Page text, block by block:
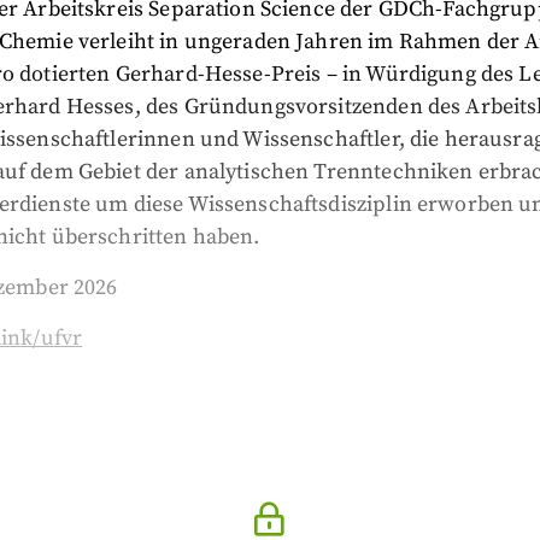
Arbeitskreis Separation Science der GDCh-
verleiht in ungeraden Jahren im Rahmen der
dotierten Gerhard-Hesse-Preis – in Würdigung des
Hesses, des Gründungsvorsitzenden des
und Wissenschaftler, die
dem Gebiet der analytischen Trenntechniken
um diese Wissenschaftsdisziplin erworben
überschritten haben.
2026
ufvr